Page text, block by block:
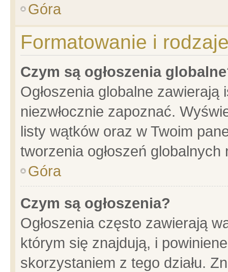
Góra
Formatowanie i
Czym są ogłoszenia
Ogłoszenia globalne
niezwłocznie zapoznać.
listy wątków oraz w Twoim
tworzenia ogłoszeń
Góra
Czym są ogłoszenia?
Ogłoszenia często zawierają
którym się znajdują, i
skorzystaniem z tego działu.